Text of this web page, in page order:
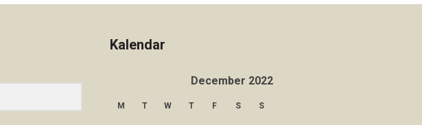
Kalendar
December 2022
M T W T F S S